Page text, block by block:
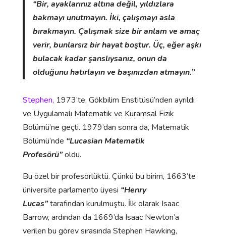
“Bir, ayaklarınız altına değil, yıldızlara
bakmayı unutmayın. İki, çalışmayı asla
bırakmayın. Çalışmak size bir anlam ve amaç
verir, bunlarsız bir hayat boştur. Üç, eğer aşkı
bulacak kadar şanslıysanız, onun da
olduğunu hatırlayın ve başınızdan atmayın.”
Stephen, 1973’te, Gökbilim Enstitüsü’nden ayrıldı
ve Uygulamalı Matematik ve Kuramsal Fizik
Bölümü’ne geçti. 1979’dan sonra da, Matematik
Bölümü’nde “Lucasian Matematik
Profesörü”oldu.
Bu özel bir profesörlüktü. Çünkü bu birim, 1663’te
üniversite parlamento üyesi “Henry
Lucas”tarafından kurulmuştu. İlk olarak Isaac
Barrow, ardından da 1669’da Isaac Newton’a
verilen bu görev sırasında Stephen Hawking,